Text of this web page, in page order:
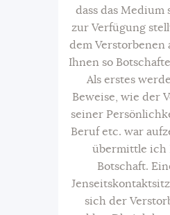
dass das Medium
zur Verfügung
dem Verstorbenen
Ihnen so
Als erstes
Beweise, wie der
seiner
Beruf etc. war
übermittle ich
Botschaft.
sich der